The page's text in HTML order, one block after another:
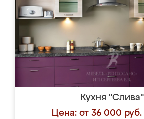
Кухня "Слива"
Цена: от 36 000 руб.